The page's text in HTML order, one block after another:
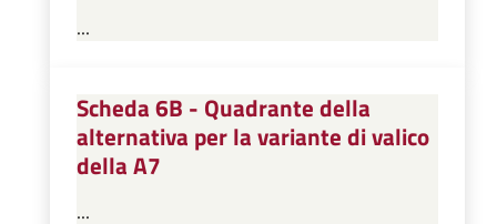
...
Scheda 6B - Quadrante della
alternativa per la variante di valico
della A7
...